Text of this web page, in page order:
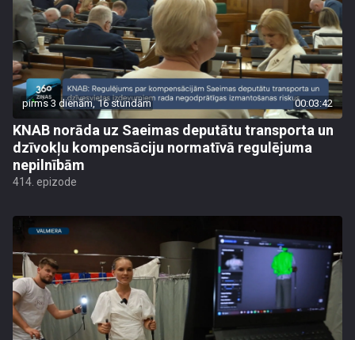
pirms 3 dienām, 16 stundām 00:03:42
KNAB norāda uz Saeimas deputātu transporta un
dzīvokļu kompensāciju normatīvā regulējuma
nepilnībām
414. epizode